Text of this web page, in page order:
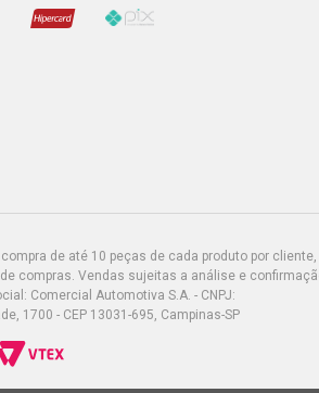
GOL G3 TECH HATCH 1.0 8V
GOL G3 POWER HATCH 1.6
GOL G3 STD HATCH 1.8 8V
de até 10 peças de cada produto por
compras. Vendas sujeitas a análise e
Comercial Automotiva S.A. - CNPJ:
1700 - CEP 13031-695, Campinas-SP